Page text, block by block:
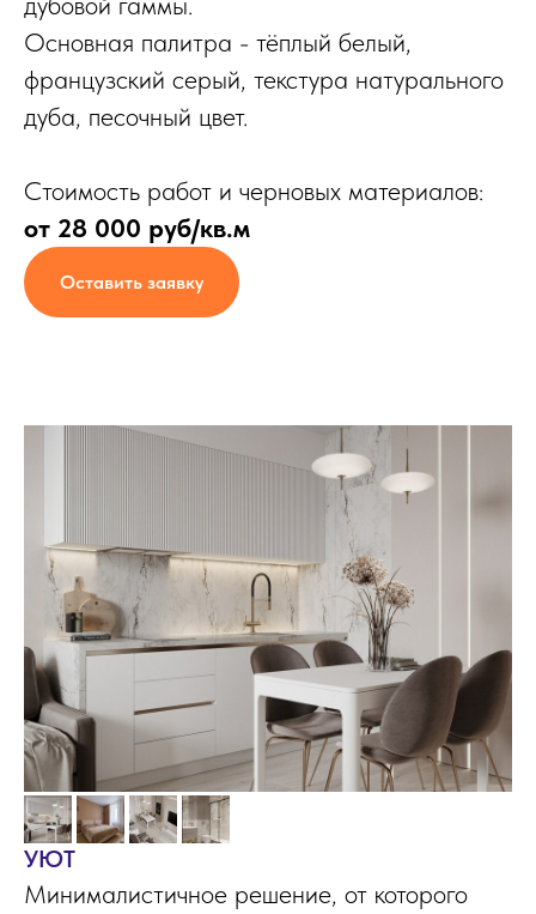
Основная палитра - тёплый белый,
французский серый, текстура натурального
дуба, песочный цвет.
Стоимость работ и черновых материалов:
от 28 000 руб/кв.м
Оставить заявку
УЮТ
Минималистичное решение, от которого